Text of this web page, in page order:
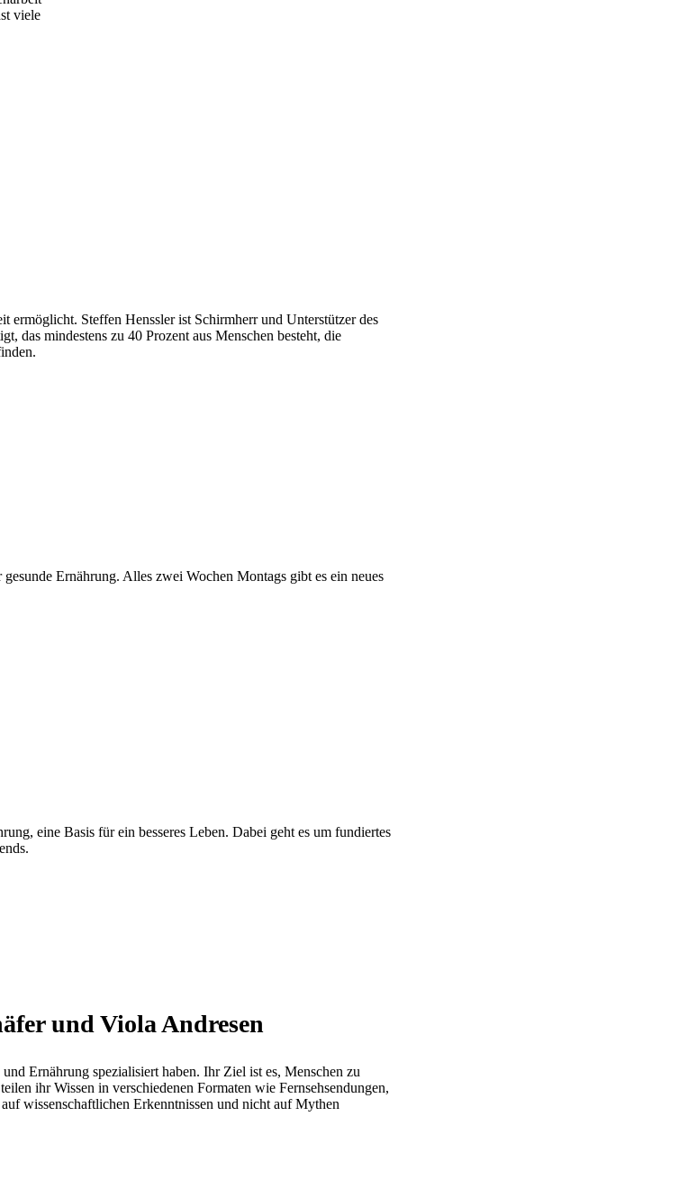
viele
Steffen Henssler ist Schirmherr und Unterstützer des
das mindestens zu 40 Prozent aus Menschen besteht, die
Ernährung. Alles zwei Wochen Montags gibt es ein neues
eine Basis für ein besseres Leben. Dabei geht es um fundiertes
und Viola Andresen
Ernährung spezialisiert haben. Ihr Ziel ist es, Menschen zu
ihr Wissen in verschiedenen Formaten wie Fernsehsendungen,
wissenschaftlichen Erkenntnissen und nicht auf Mythen